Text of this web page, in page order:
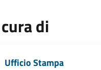
di
Ufficio Stampa